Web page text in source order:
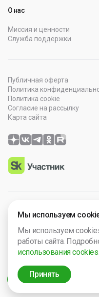
О нас
Миссия и ценности
Служба поддержки
Публичная оферта
Политика
Политика cookie
Согласие на рассылку
Карта сайта
© 2026 OOO “Просто
№ 2025665571. Компания
технологический
ИНН 2632124692ОГРН
Мы используем
Мы используем
работы сайта.
использования cookies.
Принять